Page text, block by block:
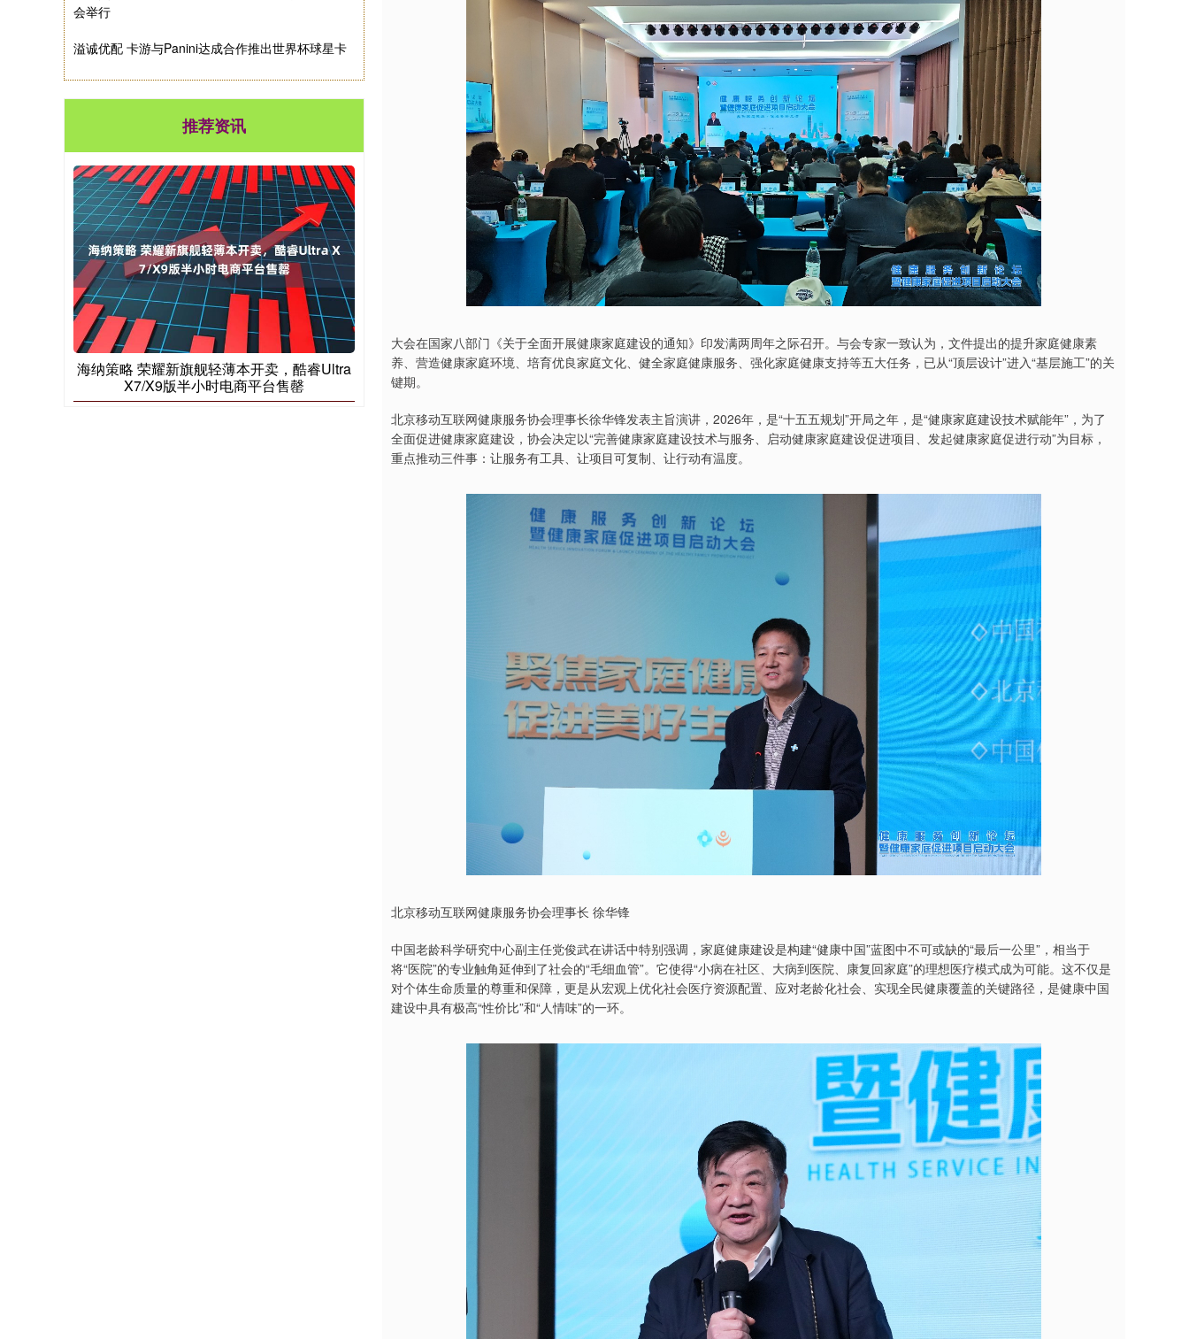
大会在国家八部门《关于全面开展健康家庭建设的通知》印发满两周年之际召开。与会专家一致认为，文件提出的提升家庭健康素
养、营造健康家庭环境、培育优良家庭文化、健全家庭健康服务、强化家庭健康支持等五大任务，已从“顶层设计”进入“基层施工”的关
键期。
北京移动互联网健康服务协会理事长徐华锋发表主旨演讲，2026年，是“十五五规划”开局之年，是“健康家庭建设技术赋能年”，为了
全面促进健康家庭建设，协会决定以“完善健康家庭建设技术与服务、启动健康家庭建设促进项目、发起健康家庭促进行动”为目标，
重点推动三件事：让服务有工具、让项目可复制、让行动有温度。
北京移动互联网健康服务协会理事长 徐华锋
中国老龄科学研究中心副主任党俊武在讲话中特别强调，家庭健康建设是构建“健康中国”蓝图中不可或缺的“最后一公里”，相当于
将“医院”的专业触角延伸到了社会的“毛细血管”。它使得“小病在社区、大病到医院、康复回家庭”的理想医疗模式成为可能。这不仅是
对个体生命质量的尊重和保障，更是从宏观上优化社会医疗资源配置、应对老龄化社会、实现全民健康覆盖的关键路径，是健康中国
建设中具有极高“性价比”和“人情味”的一环。
会举行
溢诚优配 卡游与Panini达成合作推出世界杯球星卡
推荐资讯
海纳策略 荣耀新旗舰轻薄本开卖，酷睿Ultra
X7/X9版半小时电商平台售罄